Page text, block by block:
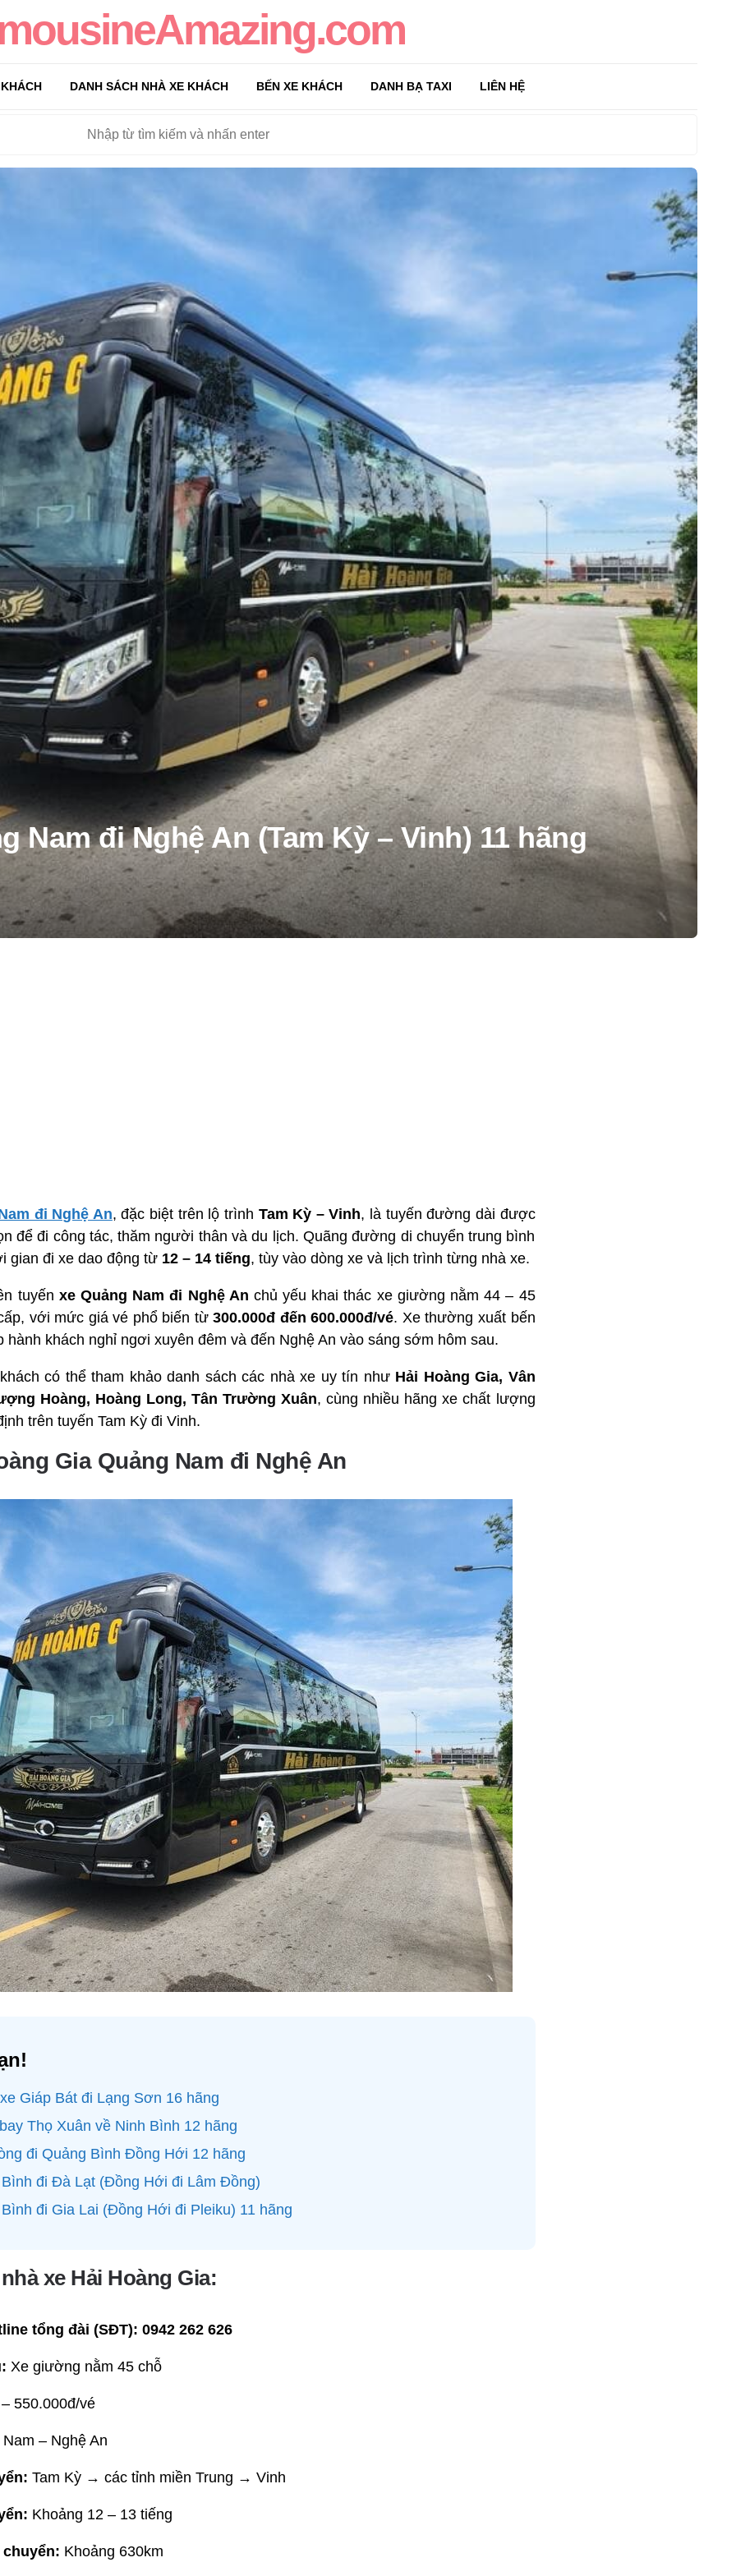
DANH SÁCH NHÀ XE KHÁCH BẾN XE KHÁCH DANH BẠ TAXI LIÊN HỆ
Nam đi Nghệ An (Tam Kỳ – Vinh) 11 hãng
đi Nghệ An, đặc biệt trên lộ trình Tam Kỳ – Vinh, là tuyến đường dài được
để đi công tác, thăm người thân và du lịch. Quãng đường di chuyển trung bình
gian đi xe dao động từ 12 – 14 tiếng, tùy vào dòng xe và lịch trình từng nhà xe.
tuyến xe Quảng Nam đi Nghệ An chủ yếu khai thác xe giường nằm 44 – 45
với mức giá vé phổ biến từ300.000đ đến 600.000đ/vé. Xe thường xuất bến
hành khách nghỉ ngơi xuyên đêm và đến Nghệ An vào sáng sớm hôm sau.
có thể tham khảo danh sách các nhà xe uy tín như Hải Hoàng Gia, Vân
Hoàng, Hoàng Long, Tân Trường Xuân, cùng nhiều hãng xe chất lượng
trên tuyến Tam Kỳ đi Vinh.
Gia Quảng Nam đi Nghệ An
Giáp Bát đi Lạng Sơn 16 hãng
Thọ Xuân về Ninh Bình 12 hãng
đi Quảng Bình Đồng Hới 12 hãng
đi Đà Lạt (Đồng Hới đi Lâm Đồng)
đi Gia Lai (Đồng Hới đi Pleiku) 11 hãng
xe Hải Hoàng Gia:
tổng đài (SĐT): 0942 262 626
Xe giường nằm 45 chỗ
550.000đ/vé
– Nghệ An
Tam Kỳ → các tỉnh miền Trung → Vinh
Khoảng 12 – 13 tiếng
Khoảng 630km